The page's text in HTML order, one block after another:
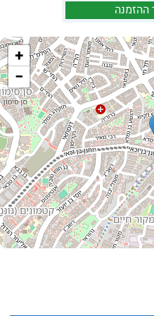
ההזמנה
+
−